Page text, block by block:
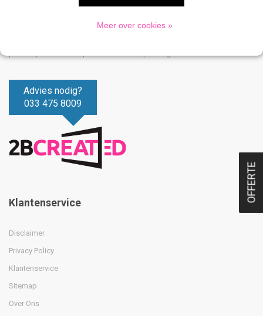
Advies nodig?
033 475 8009
Klantenservice
Disclaimer
Privacy Policy
Klantenservice
Sitemap
Over Ons
OFFERTE
Meer over cookies »